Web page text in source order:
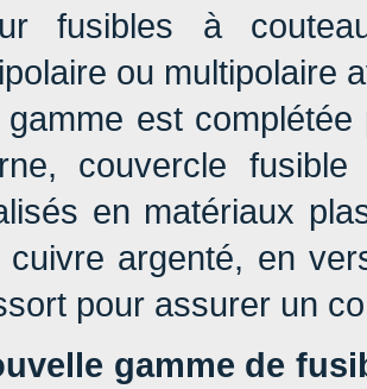
fusibles à
ou multipolaire
gamme est
couvercle
en matériaux
cuivre argenté, en
pour assurer un
gamme de